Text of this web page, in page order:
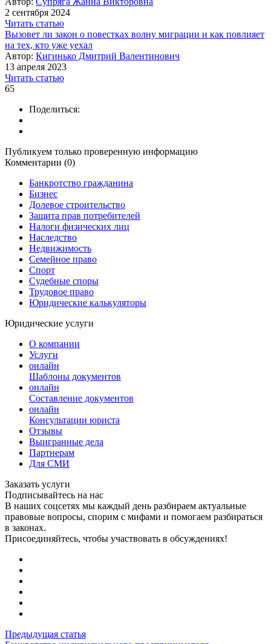
2 сентября 2024
Читать статью
Вызовет ли закон о повестках волну миграции и как повлияет
на тех, кто уже уехал
Автор: Кигинько Дмитрий Валентинович
13 апреля 2023
Читать статью
65
Поделиться:
Публикуем только проверенную информацию
Комментарии (0)
Банкротство гражданина
Бизнес
Долевое строительство
Защита прав потребителей
Налоги физических лиц
Наследство
Недвижимость
Семейное право
Спорт
Судебные споры
Трудовое право
Юридические калькуляторы
Юридические услуги
О компании
Услуги
онлайн
Шаблоны документов
онлайн
Составление документов
онлайн
Консультации юриста
Отзывы
Выигранные дела
Партнерам
Для СМИ
Заказать услуги
Подписывайтесь на нас
В наших соцсетях мы каждый день разбираем актуальные
правовые вопросы, спорим с мифами и помогаем разбираться
в законах.
Присоединяйтесь, чтобы участвовать в обсуждениях!
Предыдущая статья